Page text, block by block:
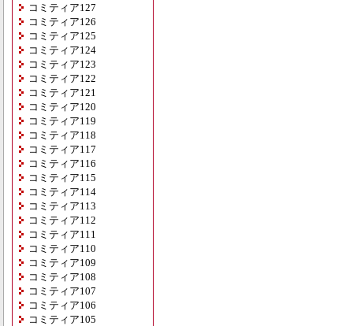
コミティア127
コミティア126
コミティア125
コミティア124
コミティア123
コミティア122
コミティア121
コミティア120
コミティア119
コミティア118
コミティア117
コミティア116
コミティア115
コミティア114
コミティア113
コミティア112
コミティア111
コミティア110
コミティア109
コミティア108
コミティア107
コミティア106
コミティア105